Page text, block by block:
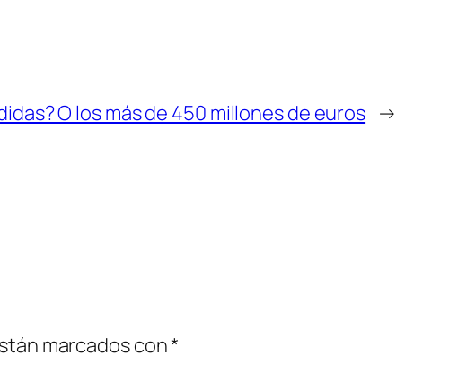
O los más de 450 millones de euros →
marcados con*